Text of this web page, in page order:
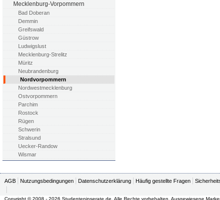
Mecklenburg-Vorpommern
Bad Doberan
Demmin
Greifswald
Güstrow
Ludwigslust
Mecklenburg-Strelitz
Müritz
Neubrandenburg
Nordvorpommern
Nordwestmecklenburg
Ostvorpommern
Parchim
Rostock
Rügen
Schwerin
Stralsund
Uecker-Randow
Wismar
AGB Nutzungsbedingungen Datenschutzerklärung Häufig gestellte Fragen
Copyright © 2008 - 2026 Studenteninserate.de. Alle Rechte vorbehalten. Ausgewiesene